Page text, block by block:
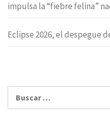
impulsa la “fiebre felina”
Eclipse 2026, el despegue